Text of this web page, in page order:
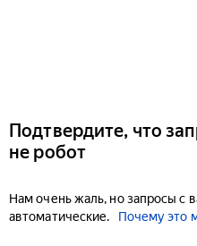
Подтвердите, что
не робот
Нам очень жаль, но запросы с
автоматические.
Почему это